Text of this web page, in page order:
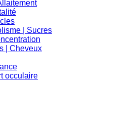
| Sucres
| Cheveux
occulaire